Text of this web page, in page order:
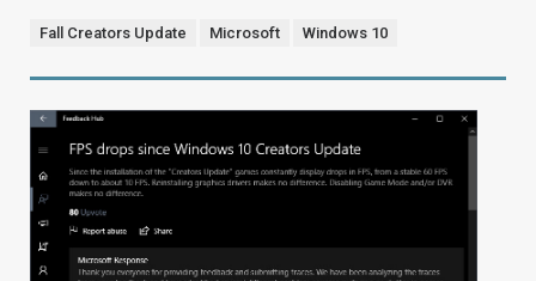
Fall Creators Update Microsoft Windows 10